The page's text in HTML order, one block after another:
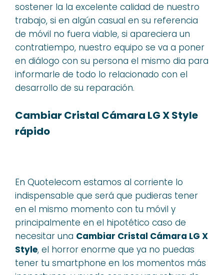
sostener la la excelente calidad de nuestro
trabajo, si en algún casual en su referencia
de móvil no fuera viable, si apareciera un
contratiempo, nuestro equipo se va a poner
en diálogo con su persona el mismo dia para
informarle de todo lo relacionado con el
desarrollo de su reparación.
Cambiar Cristal Cámara LG X Style
rápido
En Quotelecom estamos al corriente lo
indispensable que será que pudieras tener
en el mismo momento con tu móvil y
principalmente en el hipotético caso de
necesitar una Cambiar Cristal Cámara LG X
Style, el horror enorme que ya no puedas
tener tu smartphone en los momentos más